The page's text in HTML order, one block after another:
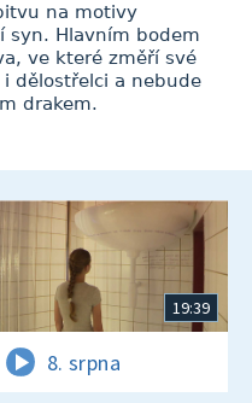
na motivy
syn. Hlavním bodem
ve které změří své
dělostřelci a nebude
drakem.
19:39
8. srpna